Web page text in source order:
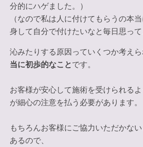
分的にハゲました。）
（なので私は人に付けてもらうの本
身して自分で付けたいなと毎日思って
沁みたりする原因っていくつか考えら
当に初歩的なことです。
お客様が安心して施術を受けられる
が細心の注意を払う必要があります。
もちろんお客様にご協力いただかな
あるので、